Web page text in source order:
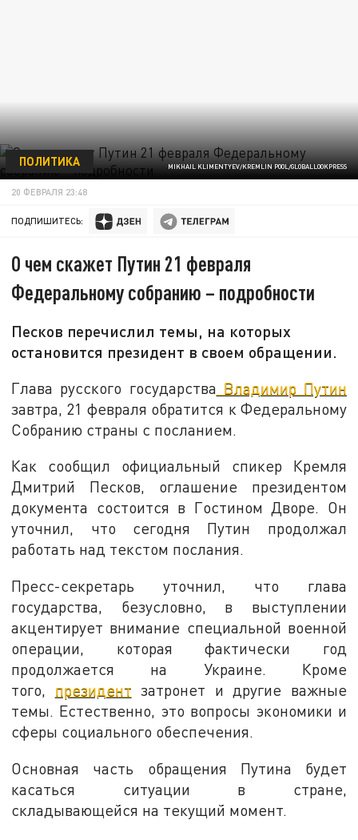
MIKHAIL KLIMENTYEV/KREMLIN POOL/GLOBALLOOKPRESS
ПОЛИТИКА
20 ФЕВРАЛЯ 23:48
ПОДПИШИТЕСЬ:
О чем скажет Путин 21 февраля
Федеральному собранию – подробности
Песков перечислил темы, на которых
остановится президент в своем обращении.
Глава русского государства Владимир Путин
завтра, 21 февраля обратится к Федеральному
Собранию страны с посланием.
Как сообщил официальный спикер Кремля
Дмитрий Песков, оглашение президентом
документа состоится в Гостином Дворе. Он
уточнил, что сегодня Путин продолжал
работать над текстом послания.
Пресс-секретарь уточнил, что глава
государства, безусловно, в выступлении
акцентирует внимание специальной военной
операции, которая фактически год
продолжается на Украине. Кроме
того, президент затронет и другие важные
темы. Естественно, это вопросы экономики и
сферы социального обеспечения.
Основная часть обращения Путина будет
касаться ситуации в стране,
складывающейся на текущий момент.